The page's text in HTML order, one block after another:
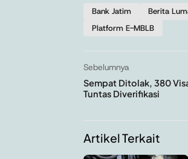
Bank Jatim Berita
Platform E-MBLB
Sebelumnya
Sempat Ditolak, 380
Tuntas Diverifikasi
Artikel Terkait